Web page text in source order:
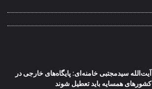
آیت‌الله سیدمجتبی خامنه‌ای: پایگاه‌های خارجی در
کشورهای همسایه باید تعطیل شوند